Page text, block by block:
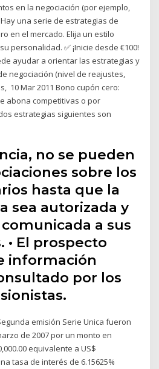
en la negociación (por ejemplo,
una serie de estrategias de
en el mercado. Elija un estilo
personalidad. ✅ ¡Inicie desde €100!
ayudar a orientar las estrategias y
negociación (nivel de reajustes,
10 Mar 2011 Bono cupón cero:
abona competitivas o por
estrategias siguientes son
no se pueden
sobre los
hasta que la
sea autorizada y
a sus
• El prospecto
información
por los
emisión Serie Unica fueron
de 2007 por un monto en
equivalente a US$
tasa de interés de 6.15625%